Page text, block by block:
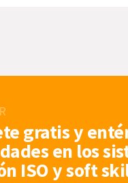
gratis y
en los
ISO y soft